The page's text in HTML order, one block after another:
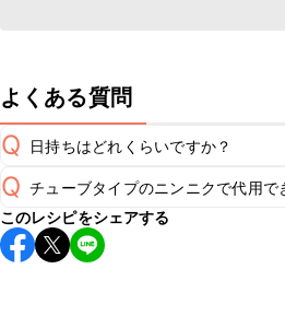
よくある質問
Q 日持ちはどれくらいですか？
A
保存期間は冷蔵で翌日中が目安です
し上がりください。
※日持ちは目安です。
Q チューブタイプのニンニクで代用で
A
チューブタイプのニンニクを使用し
す。小さじ1/2を目安に加え、お好
このレシピをシェアする